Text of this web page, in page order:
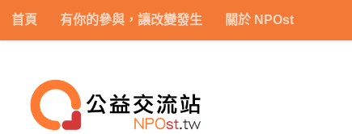
Skip to content
首頁 有你的參與，讓改變發生 關於 NPOst